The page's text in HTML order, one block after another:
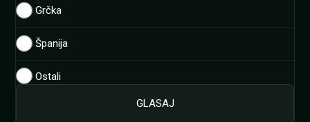
Grčka
Španija
Ostali